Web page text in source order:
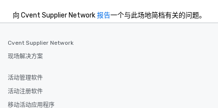
向 Cvent Supplier Network报告一个与此场地简档有关的问题。
Cvent Supplier Network
现场解决方案
活动管理软件
活动注册软件
移动活动应用程序